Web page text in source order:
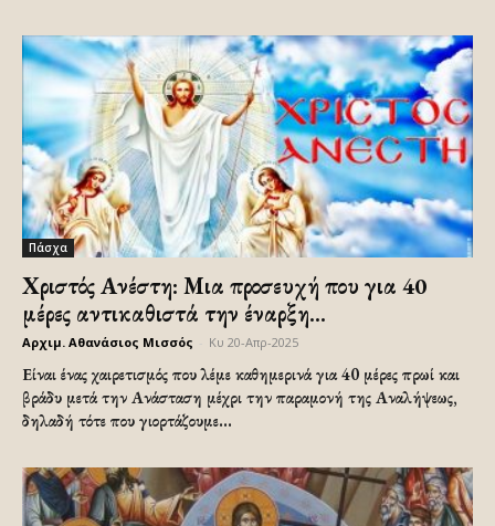
Πάσχα
Χριστός Ανέστη: Μια προσευχή που για 40
μέρες αντικαθιστά την έναρξη...
Αρχιμ. Αθανάσιος Μισσός Κυ 20-Απρ-2025
Είναι ένας χαιρετισμός που λέμε καθημερινά για 40 μέρες πρωί και
βράδυ μετά την Ανάσταση μέχρι την παραμονή της Αναλήψεως,
δηλαδή τότε που γιορτάζουμε...